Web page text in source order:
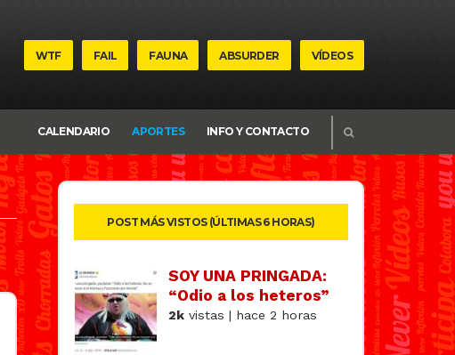
WTF FAIL FAUNA ABSURDER VÍDEOS
BUSCAR
CALENDARIO
APORTES INFO Y CONTACTO
POST MÁS VISTOS (ÚLTIMAS 6 HORAS)
SOY UNA PRINGADA:
“Odio a los heteros”
2kvistas | hace 2 horas